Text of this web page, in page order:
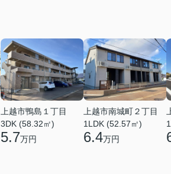
上越市鴨島１丁目
3DK (58.32㎡)
5.7万円
上越市南城町２丁目
1LDK (52.57㎡)
6.4万円